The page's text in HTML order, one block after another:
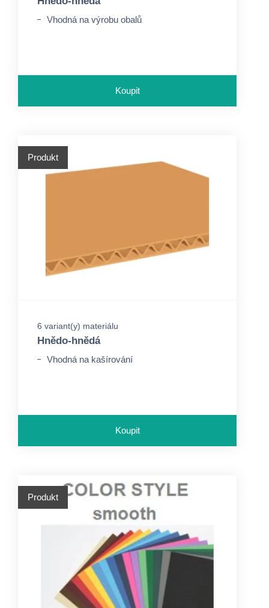
Vhodná na výrobu obalů
Koupit
Produkt
6 variant(y) materiálu
Hnědo-hnědá
Vhodná na kašírování
Koupit
Produkt